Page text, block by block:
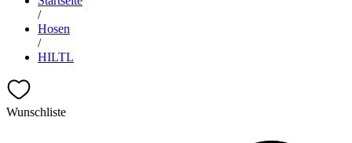
/
Hosen
/
HILTL
Wunschliste